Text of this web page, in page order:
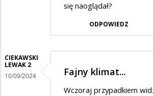
się naoglądał?
ODPOWIEDZ
CIEKAWSKI
LEWAK 2
10/09/2024 Fajny klimat...
Wczoraj przypadkiem